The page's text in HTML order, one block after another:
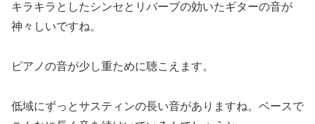
キラキラとしたシンセとリバーブの効いたギターの音が
神々しいですね。
ピアノの音が少し重ために聴こえます。
低域にずっとサスティンの長い音がありますね。ベースで